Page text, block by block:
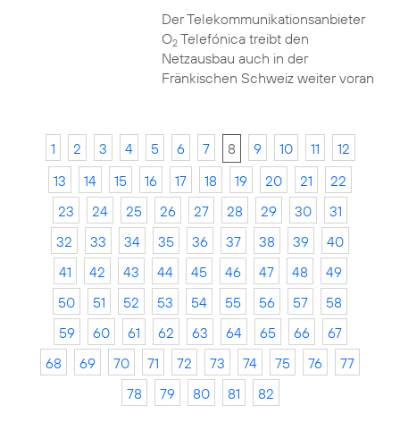
Der Telekommunikationsanbieter
O2Telefónica treibt den
Netzausbau auch in der
Fränkischen Schweiz weiter voran
1 2 3 4 5 6 7 8 9 10 11
12
13
14 15 16 17 18 19 20 21
22
23
24 25 26 27 28 29 30
31
32
33 34 35 36 37 38 39
40
41
42 43 44 45 46 47 48
49
50
51 52 53 54 55 56 57
58
59
60 61 62 63 64 65 66
67
68
69 70 71 72 73 74 75 76
77
78
79 80 81 82